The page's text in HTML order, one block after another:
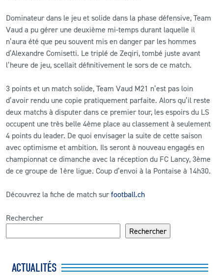
Dominateur dans le jeu et solide dans la phase défensive, Team
Vaud a pu gérer une deuxième mi-temps durant laquelle il
n’aura été que peu souvent mis en danger par les hommes
d’Alexandre Comisetti. Le triplé de Zeqiri, tombé juste avant
l’heure de jeu, scellait définitivement le sors de ce match.
3 points et un match solide, Team Vaud M21 n’est pas loin
d’avoir rendu une copie pratiquement parfaite. Alors qu’il reste
deux matchs à disputer dans ce premier tour, les espoirs du LS
occupent une très belle 4ème place au classement à seulement
4 points du leader. De quoi envisager la suite de cette saison
avec optimisme et ambition. Ils seront à nouveau engagés en
championnat ce dimanche avec la réception du FC Lancy, 3ème
de ce groupe de 1ère ligue. Coup d’envoi à la Pontaise à 14h30.
Découvrez la fiche de match sur football.ch
Rechercher
Rechercher
ACTUALITÉS